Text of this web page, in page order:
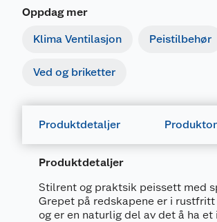
Oppdag mer
Klima Ventilasjon Peistilbehør
Ved og briketter
Produktdetaljer
Produktdetaljer
Stilrent og praktsik peissett med
Grepet på redskapene er i
og er en naturlig del av det å ha et